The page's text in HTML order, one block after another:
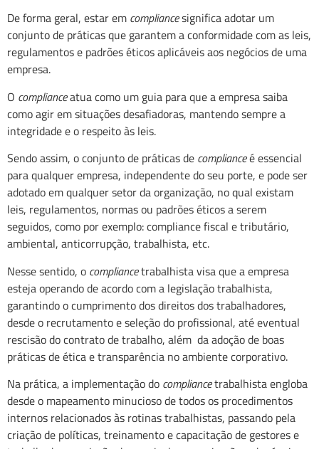
De forma geral, estar em compliancesignifica adotar um
conjunto de práticas que garantem a conformidade com as leis,
regulamentos e padrões éticos aplicáveis aos negócios de uma
empresa.
O complianceatua como um guia para que a empresa saiba
como agir em situações desafiadoras, mantendo sempre a
integridade e o respeito às leis.
Sendo assim, o conjunto de práticas de complianceé essencial
para qualquer empresa, independente do seu porte, e pode ser
adotado em qualquer setor da organização, no qual existam
leis, regulamentos, normas ou padrões éticos a serem
seguidos, como por exemplo: compliance fiscal e tributário,
ambiental, anticorrupção, trabalhista, etc.
Nesse sentido, o compliancetrabalhista visa que a empresa
esteja operando de acordo com a legislação trabalhista,
garantindo o cumprimento dos direitos dos trabalhadores,
desde o recrutamento e seleção do profissional, até eventual
rescisão do contrato de trabalho, além da adoção de boas
práticas de ética e transparência no ambiente corporativo.
Na prática, a implementação do compliancetrabalhista engloba
desde o mapeamento minucioso de todos os procedimentos
internos relacionados às rotinas trabalhistas, passando pela
criação de políticas, treinamento e capacitação de gestores e